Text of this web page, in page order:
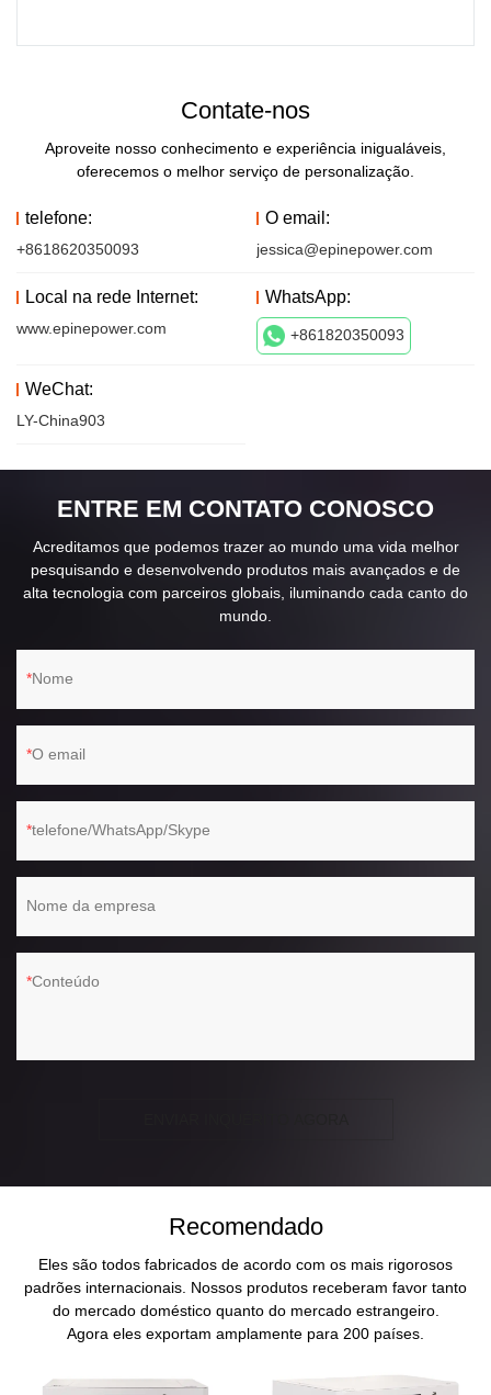
Contate-nos
Aproveite nosso conhecimento e experiência inigualáveis,
oferecemos o melhor serviço de personalização.
telefone:
+8618620350093
O email:
jessica@epinepower.com
Local na rede Internet:
www.epinepower.com
WhatsApp:
+861820350093
WeChat:
LY-China903
ENTRE EM CONTATO CONOSCO
Acreditamos que podemos trazer ao mundo uma vida melhor
pesquisando e desenvolvendo produtos mais avançados e de
alta tecnologia com parceiros globais, iluminando cada canto do
mundo.
Nome
O email
telefone/WhatsApp/Skype
Nome da empresa
Conteúdo
Recomendado
Eles são todos fabricados de acordo com os mais rigorosos
padrões internacionais. Nossos produtos receberam favor tanto
do mercado doméstico quanto do mercado estrangeiro.
Agora eles exportam amplamente para 200 países.